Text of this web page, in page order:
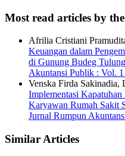
Most read articles by
Afrilia Cristiani
Keuangan dalam
di Gunung Budeg
Akuntansi Publik : Vol.
Venska Firda
Implementasi
Karyawan Rumah Sakit
Jurnal Rumpun
Similar Articles